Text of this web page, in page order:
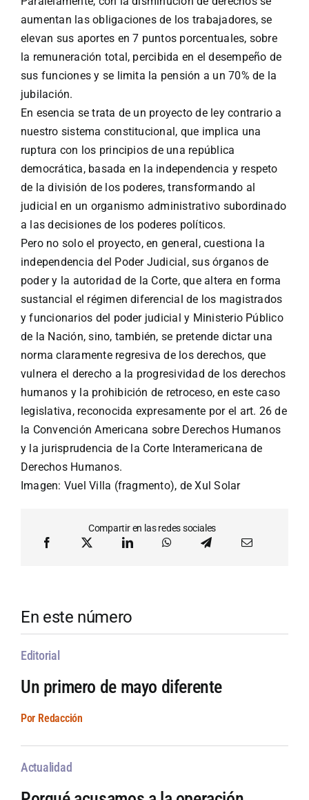
aumentan las obligaciones de los trabajadores, se
elevan sus aportes en 7 puntos porcentuales, sobre
la remuneración total, percibida en el desempeño de
sus funciones y se limita la pensión a un 70% de la
jubilación.
En esencia se trata de un proyecto de ley contrario a
nuestro sistema constitucional, que implica una
ruptura con los principios de una república
democrática, basada en la independencia y respeto
de la división de los poderes, transformando al
judicial en un organismo administrativo subordinado
a las decisiones de los poderes políticos.
Pero no solo el proyecto, en general, cuestiona la
independencia del Poder Judicial, sus órganos de
poder y la autoridad de la Corte, que altera en forma
sustancial el régimen diferencial de los magistrados
y funcionarios del poder judicial y Ministerio Público
de la Nación, sino, también, se pretende dictar una
norma claramente regresiva de los derechos, que
vulnera el derecho a la progresividad de los derechos
humanos y la prohibición de retroceso, en este caso
legislativa, reconocida expresamente por el art. 26 de
la Convención Americana sobre Derechos Humanos
y la jurisprudencia de la Corte Interamericana de
Derechos Humanos.
Imagen: Vuel Villa (fragmento), de Xul Solar
Compartir en las redes sociales
En este número
Editorial
Un primero de mayo diferente
Por Redacción
Actualidad